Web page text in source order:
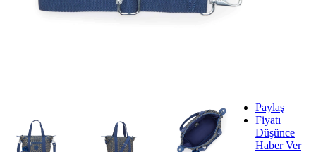
Paylaş
Fiyatı
Düşünce
Haber Ver